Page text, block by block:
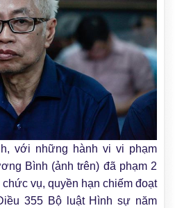
với những hành vi vi phạm
Bình (ảnh trên) đã phạm 2
vụ, quyền hạn chiếm đoạt
355 Bộ luật Hình sự năm